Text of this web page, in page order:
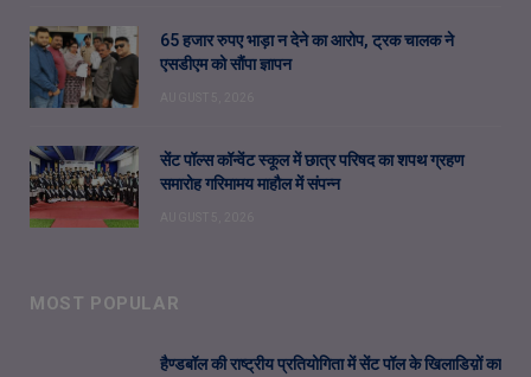
65 हजार रुपए भाड़ा न देने का आरोप, ट्रक चालक ने
एसडीएम को सौंपा ज्ञापन
सेंट पॉल्स कॉन्वेंट स्कूल में छात्र परिषद का शपथ ग्रहण
समारोह गरिमामय माहौल में संपन्न
MOST POPULAR
हैण्डबॉल की राष्ट्रीय प्रतियोगिता में सेंट पॉल के खिलाडिय़ों का